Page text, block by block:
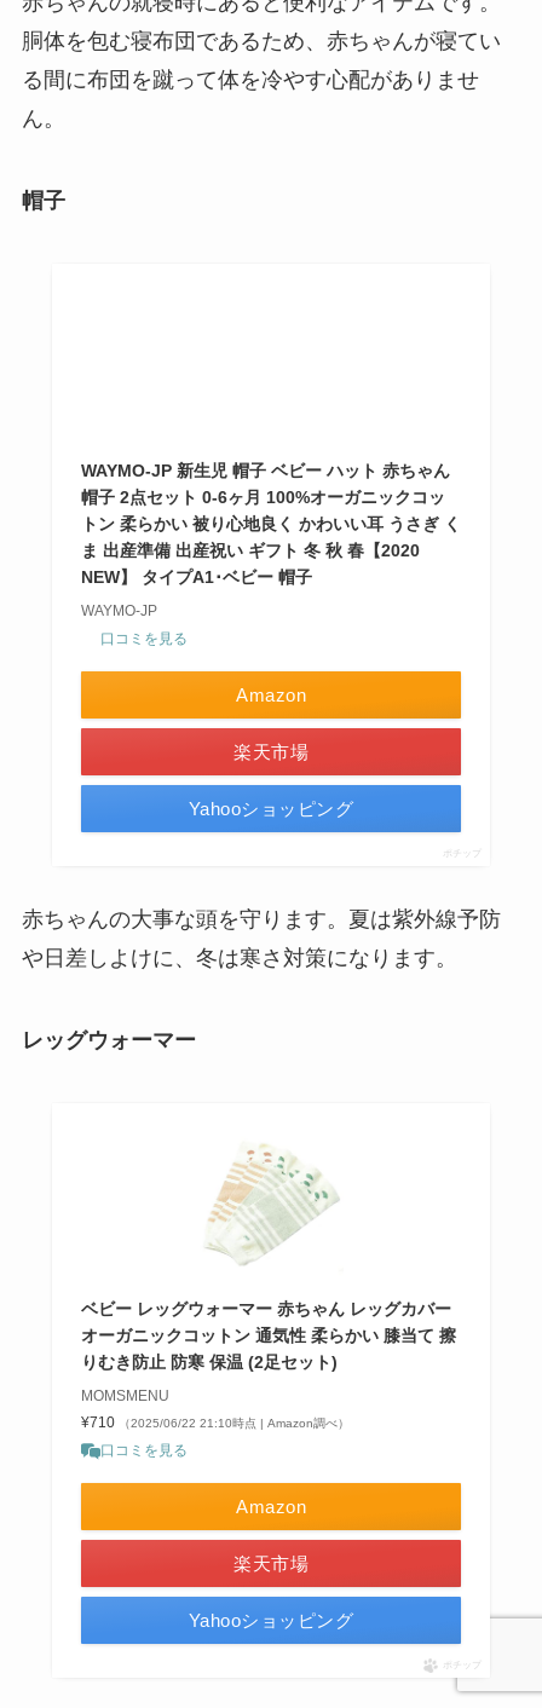
胴体を包む寝布団であるため、赤ちゃんが寝てい
る間に布団を蹴って体を冷やす心配がありませ
ん。
帽子
WAYMO-JP 新生児 帽子 ベビー ハット 赤ちゃん
帽子 2点セット 0-6ヶ月 100%オーガニックコッ
トン 柔らかい 被り心地良く かわいい耳 うさぎ く
ま 出産準備 出産祝い ギフト 冬 秋 春【2020
NEW】 タイプA1･ベビー 帽子
WAYMO-JP
口コミを見る
Amazon
楽天市場
Yahooショッピング
ポチップ
赤ちゃんの大事な頭を守ります。夏は紫外線予防
や日差しよけに、冬は寒さ対策になります。
レッグウォーマー
ベビー レッグウォーマー 赤ちゃん レッグカバー
オーガニックコットン 通気性 柔らかい 膝当て 擦
りむき防止 防寒 保温 (2足セット)
MOMSMENU
¥710
（2025/06/22 21:10時点 | Amazon調べ）
口コミを見る
Amazon
楽天市場
Yahooショッピング
ポチップ